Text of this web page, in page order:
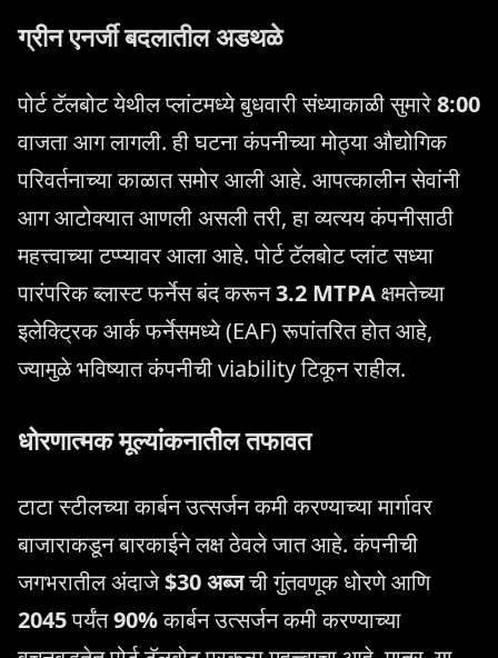
ग्रीन एनर्जी बदलातील अडथळे
पोर्ट टॅलबोट येथील प्लांटमध्ये बुधवारी संध्याकाळी सुमारे8:00
वाजता आग लागली. ही घटना कंपनीच्या मोठ्या औद्योगिक
परिवर्तनाच्या काळात समोर आली आहे. आपत्कालीन सेवांनी
आग आटोक्यात आणली असली तरी, हा व्यत्यय कंपनीसाठी
महत्त्वाच्या टप्प्यावर आला आहे. पोर्ट टॅलबोट प्लांट सध्या
पारंपरिक ब्लास्ट फर्नेस बंद करून3.2 MTPAक्षमतेच्या
इलेक्ट्रिक आर्क फर्नेसमध्ये (EAF) रूपांतरित होत आहे,
ज्यामुळे भविष्यात कंपनीची viability टिकून राहील.
धोरणात्मक मूल्यांकनातील तफावत
टाटा स्टीलच्या कार्बन उत्सर्जन कमी करण्याच्या मार्गावर
बाजाराकडून बारकाईने लक्ष ठेवले जात आहे. कंपनीची
जगभरातील अंदाजे$30 अब्जची गुंतवणूक धोरणे आणि
2045पर्यंत90%कार्बन उत्सर्जन कमी करण्याच्या